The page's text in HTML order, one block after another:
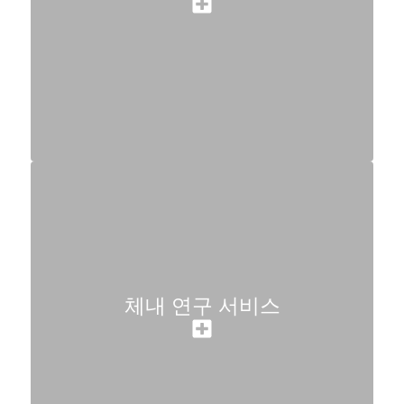
체내 연구 서비스